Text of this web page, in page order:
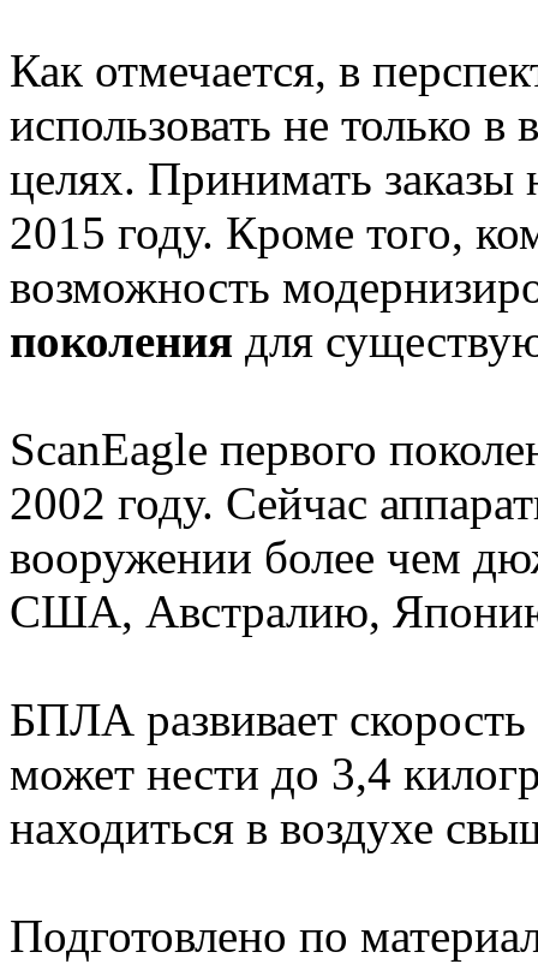
Как отмечается, в
использовать не только
целях. Принимать
2015 году. Кроме того,
возможность
поколения для
ScanEagle первого
2002 году. Сейчас
вооружении более чем
США, Австралию,
БПЛА развивает
может нести до 3,4
находиться в воздухе
Подготовлено по